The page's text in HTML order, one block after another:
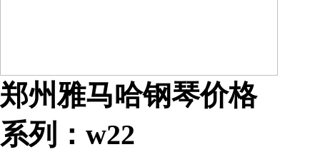
郑州雅马哈钢琴价格
系列：w22